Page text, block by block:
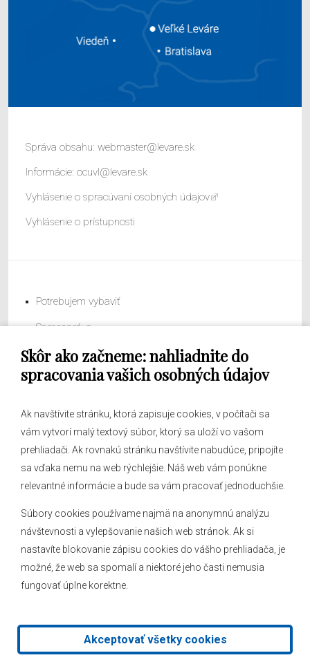
Skôr ako začneme: nahliadnite do
spracovania vašich osobných údajov
Ak navštívite stránku, ktorá zapisuje cookies, v počítači sa
vám vytvorí malý textový súbor, ktorý sa uloží vo vašom
prehliadači. Ak rovnakú stránku navštívite nabudúce, pripojíte
sa vďaka nemu na web rýchlejšie. Náš web vám ponúkne
relevantné informácie a bude sa vám pracovať jednoduchšie.
Súbory cookies používame najmä na anonymnú analýzu
návštevnosti a vylepšovanie našich web stránok. Ak si
nastavíte blokovanie zápisu cookies do vášho prehliadača, je
možné, že web sa spomalí a niektoré jeho časti nemusia
fungovať úplne korektne.
Akceptovať všetky cookies
Správa obsahu: webmaster@levare.sk
Informácie: ocuvl@levare.sk
Vyhlásenie o spracúvaní osobných údajov
Vyhlásenie o prístupnosti
Potrebujem vybaviť
Samospráva
Obecný úrad
O obci
Hlásenia obecného rozhlasu
Kontakt
Mapa stránok